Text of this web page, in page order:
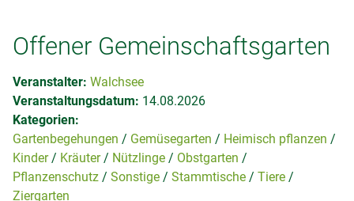
Offener Gemeinschaftsgarten
Veranstalter: Walchsee
Veranstaltungsdatum: 14.08.2026
Kategorien:
Gartenbegehungen
Gemüsegarten
Heimisch pflanzen
Kinder
Kräuter Nützlinge
Obstgarten
Pflanzenschutz
Sonstige Stammtische
Tiere
Ziergarten